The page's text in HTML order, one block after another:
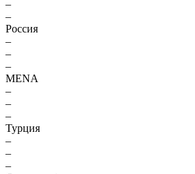
–
–
Россия
–
–
–
MENA
–
–
–
Турция
–
–
–